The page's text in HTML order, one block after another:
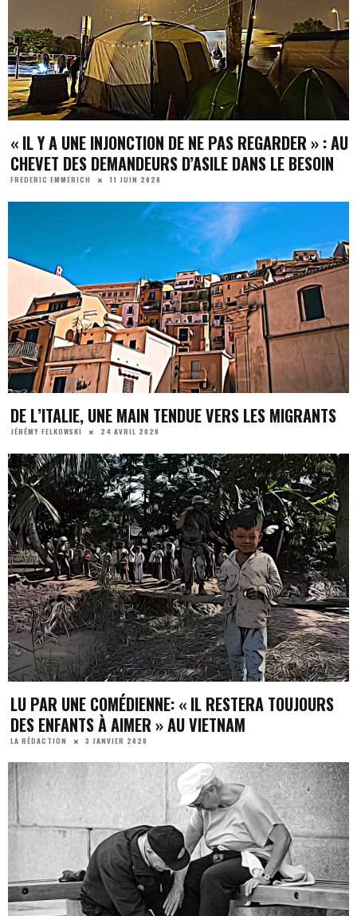
« IL Y A UNE INJONCTION DE NE PAS REGARDER » : AU
CHEVET DES DEMANDEURS D’ASILE DANS LE BESOIN
FREDERIC EMMERICH 11 JUIN 2020
DE L’ITALIE, UNE MAIN TENDUE VERS LES MIGRANTS
JÉRÉMY FELKOWSKI 24 AVRIL 2020
LU PAR UNE COMÉDIENNE: « IL RESTERA TOUJOURS
DES ENFANTS À AIMER » AU VIETNAM
LA RÉDACTION 3 JANVIER 2020